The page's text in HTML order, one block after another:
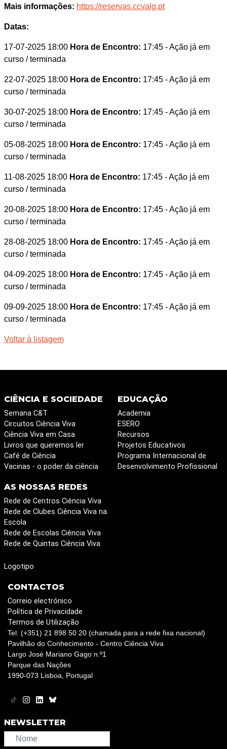
Mais informações: https://reservas.ccvalg.pt
Datas:
17-07-2025 18:00 Hora de Encontro: 17:45 - Ação já em
curso / terminada
22-07-2025 18:00 Hora de Encontro: 17:45 - Ação já em
curso / terminada
30-07-2025 18:00 Hora de Encontro: 17:45 - Ação já em
curso / terminada
05-08-2025 18:00 Hora de Encontro: 17:45 - Ação já em
curso / terminada
11-08-2025 18:00 Hora de Encontro: 17:45 - Ação já em
curso / terminada
20-08-2025 18:00 Hora de Encontro: 17:45 - Ação já em
curso / terminada
28-08-2025 18:00 Hora de Encontro: 17:45 - Ação já em
curso / terminada
04-09-2025 18:00 Hora de Encontro: 17:45 - Ação já em
curso / terminada
09-09-2025 18:00 Hora de Encontro: 17:45 - Ação já em
curso / terminada
Voltar à listagem
CIÊNCIA E SOCIEDADE
Semana C&T
Circuitos Ciência Viva
Ciência Viva em Casa
Livros que queremos ler
Café de Ciência
Vacinas - o poder da ciência
EDUCAÇÃO
Academia
ESERO
Recursos
Projetos Educativos
Programa Internacional de
Desenvolvimento Profissional
AS NOSSAS REDES
Rede de Centros Ciência Viva
Rede de Clubes Ciência Viva na
Escola
Rede de Escolas Ciência Viva
Rede de Quintas Ciência Viva
Logotipo
CONTACTOS
Correio electrónico
Política de Privacidade
Termos de Utilização
Tel: (+351) 21 898 50 20 (chamada para a rede fixa nacional)
Pavilhão do Conhecimento - Centro Ciência Viva
Largo José Mariano Gago n.º1
Parque das Nações
1990-073 Lisboa, Portugal
NEWSLETTER